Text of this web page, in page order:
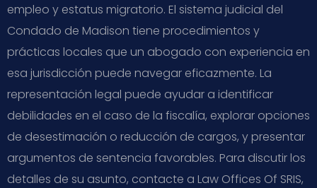
empleo y estatus migratorio. El sistema judicial del
Condado de Madison tiene procedimientos y
prácticas locales que un abogado con experiencia en
esa jurisdicción puede navegar eficazmente. La
representación legal puede ayudar a identificar
debilidades en el caso de la fiscalía, explorar opciones
de desestimación o reducción de cargos, y presentar
argumentos de sentencia favorables. Para discutir los
detalles de su asunto, contacte a Law Offices Of SRIS,